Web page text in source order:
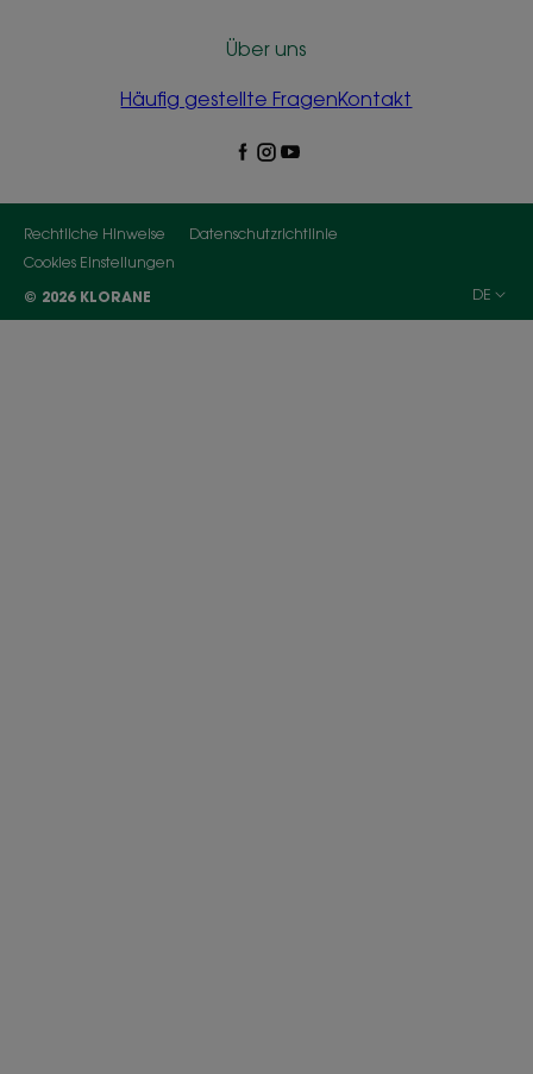
Über uns
Häufig gestellte FragenKontakt
Rechtliche Hinweise
Datenschutzrichtlinie
Cookies Einstellungen
© 2026 KLORANE
DE